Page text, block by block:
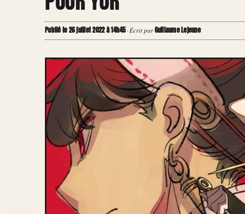
Publié le 26 juillet 2022 à 14h45·Écrit parGuillaume Lejeune